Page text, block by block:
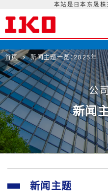
本站是日本东晟株
首页 新闻主题一览：2025年
公
新闻
新闻主题